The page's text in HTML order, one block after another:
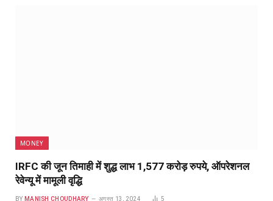
MONEY
IRFC की जून तिमाही में शुद्ध लाभ 1,577 करोड़ रुपये, ऑपरेशनल
रेवेन्यू में मामूली वृद्धि
BY MANISH CHOUDHARY अगस्त 13, 2024 5